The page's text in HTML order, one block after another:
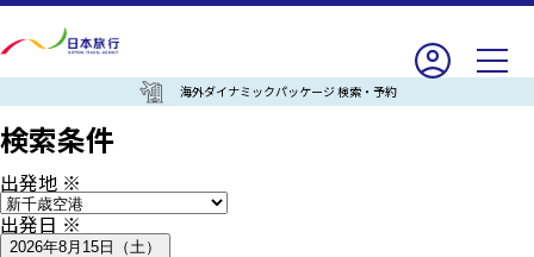
海外ダイナミックパッケージ 検索・予約
検索条件
出発地 ※
出発日※
2026年8月15日（土）